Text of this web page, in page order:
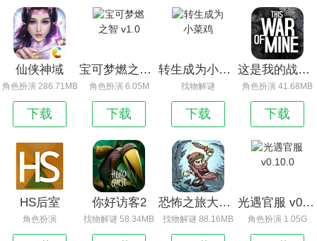
仙侠神域
角色扮演 286.71MB
下载
宝可梦燃之智 v1.0
角色扮演 6.05M
下载
转生成为小菜鸡
找物解谜
下载
这是我的战争破解版_这是我的战争
角色扮演 41.68MB
下载
HS后室
角色扮演
你好访客2
找物解谜 58.34MB
恐怖之旅大冒险免广告版
找物解谜 88.16MB
光遇官服 v0.10.0
角色扮演 1.05G